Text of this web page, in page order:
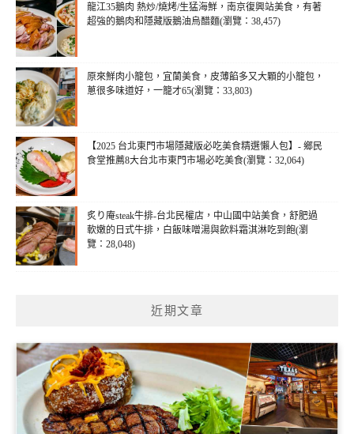
龍江35鵝肉 熱炒/燒烤/生猛海鮮，南京復興站美食，有著
超強的鵝肉和隱藏版鵝油烏醋麵(瀏覽：38,457)
原來鮮肉小籠包，宜蘭美食，皮薄餡多又大顆的小籠包，
蔥很多味道好，一籠才65(瀏覽：33,803)
【2025 台北東門市場隱藏版必吃美食精選懶人包】- 鄉民
食堂推薦8大台北市東門市場必吃美食(瀏覽：32,064)
炙り庵steak牛排-台北民權店，中山國中站美食，舒肥過
軟嫩的日式牛排，白飯味噌湯與飲料霜淇淋吃到飽(瀏
覽：28,048)
近期文章